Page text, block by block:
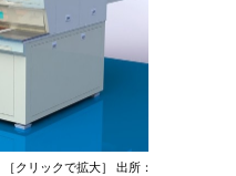
クリックで拡大］ 出所：